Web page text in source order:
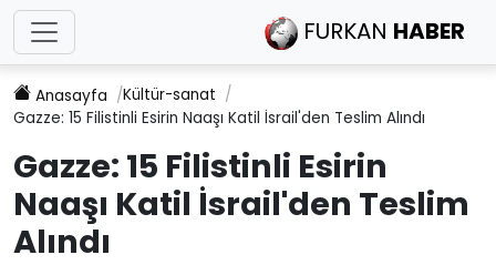
FURKAN HABER
Anasayfa
Kültür-sanat
Gazze: 15 Filistinli Esirin Naaşı Katil İsrail'den Teslim Alındı
Gazze: 15 Filistinli Esirin
Naaşı Katil İsrail'den Teslim
Alındı